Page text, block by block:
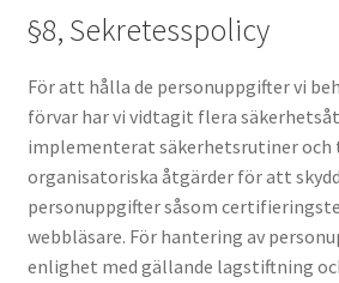
§8, Sekretesspolicy
För att hålla de personuppgifter vi
förvar har vi vidtagit flera
implementerat säkerhetsrutiner och
organisatoriska åtgärder för att
personuppgifter såsom
webbläsare. För hantering av
enlighet med gällande lagstiftning